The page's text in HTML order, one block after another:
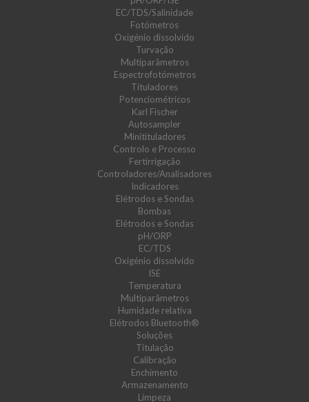
EC/TDS/Salinidade
Fotómetros
Oxigénio dissolvido
Turvação
Multiparâmetros
Espectrofotómetros
Tituladores
Potenciométricos
Karl Fischer
Autosampler
Minitituladores
Controlo e Processo
Fertirrigação
Controladores/Analisadores
Indicadores
Elétrodos e Sondas
Bombas
Elétrodos e Sondas
pH/ORP
EC/TDS
Oxigénio dissolvido
ISE
Temperatura
Multiparâmetros
Humidade relativa
Elétrodos Bluetooth®
Soluções
Titulação
Calibração
Enchimento
Armazenamento
Limpeza